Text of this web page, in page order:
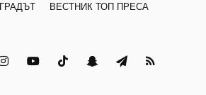
ВЕСТНИК ТОП ПРЕСА